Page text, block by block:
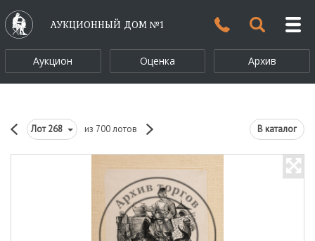
АУКЦИОННЫЙ ДОМ №1
Аукцион Оценка Архив
Лот268 из 700 лотов В каталог